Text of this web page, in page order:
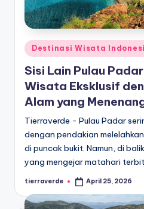
Posted
in
Destinasi Wisata
Sisi Lain Pulau
Wisata Eksklusif
Alam yang
Tierraverde - Pulau Padar
dengan pendakian
di puncak bukit. Namun, di
yang mengejar matahari
Posted
tierraverde April 25, 2026